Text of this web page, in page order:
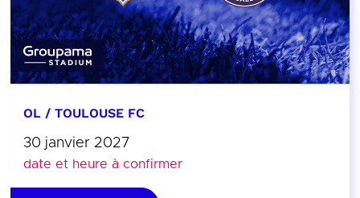
OL / TOULOUSE FC
30 janvier 2027
date et heure à confirmer